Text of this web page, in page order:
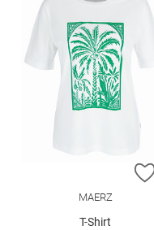
MAERZ
T-Shirt